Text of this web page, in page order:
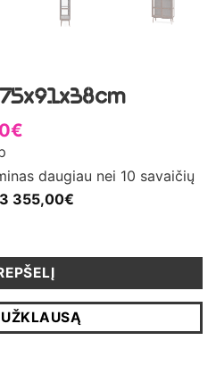
€
daugiau nei 10 savaičių
3 355,00€